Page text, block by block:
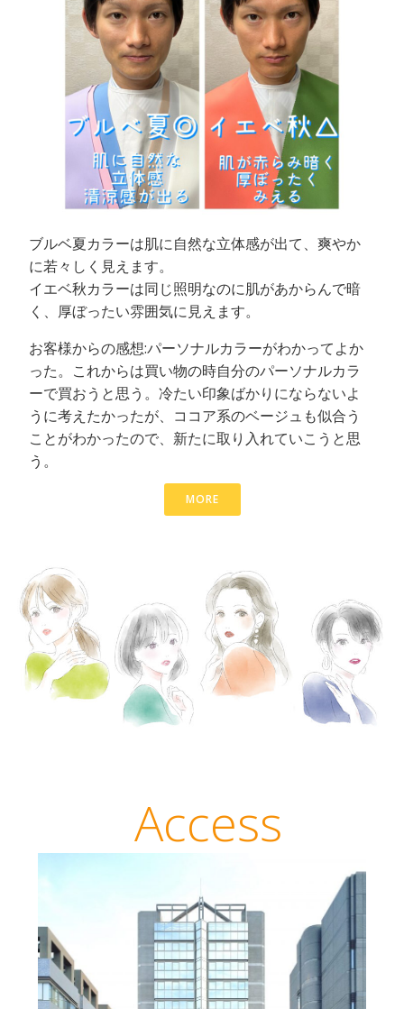
ブルベ夏カラーは肌に自然な立体感が出て、爽やか
に若々しく見えます。
イエベ秋カラーは同じ照明なのに肌があからんで暗
く、厚ぼったい雰囲気に見えます。
お客様からの感想:パーソナルカラーがわかってよか
った。これからは買い物の時自分のパーソナルカラ
ーで買おうと思う。冷たい印象ばかりにならないよ
うに考えたかったが、ココア系のベージュも似合う
ことがわかったので、新たに取り入れていこうと思
う。
MORE
Access